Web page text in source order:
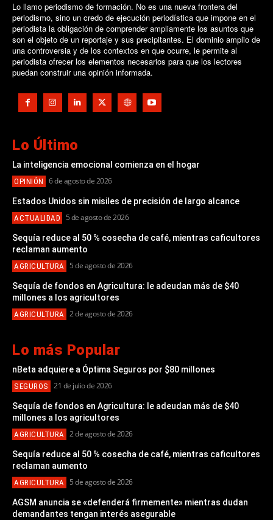
Lo llamo periodismo de formación. No es una nueva frontera del
periodismo, sino un credo de ejecución periodística que impone en el
periodista la obligación de comprender ampliamente los asuntos que
son el objeto de un reportaje y sus precipitantes. El dominio amplio de
una controversia y de los contextos en que ocurre, le permite al
periodista ofrecer los elementos necesarios para que los lectores
puedan construir una opinión informada.
Lo Último
La inteligencia emocional comienza en el hogar
OPINIÓN 6 de agosto de 2026
Estados Unidos sin misiles de precisión de largo alcance
ACTUALIDAD 5 de agosto de 2026
Sequía reduce al 50 % cosecha de café, mientras caficultores
reclaman aumento
AGRICULTURA 5 de agosto de 2026
Sequía de fondos en Agricultura: le adeudan más de $40
millones a los agricultores
AGRICULTURA 2 de agosto de 2026
Lo más Popular
nBeta adquiere a Óptima Seguros por $80 millones
SEGUROS 21 de julio de 2026
Sequía de fondos en Agricultura: le adeudan más de $40
millones a los agricultores
AGRICULTURA 2 de agosto de 2026
Sequía reduce al 50 % cosecha de café, mientras caficultores
reclaman aumento
AGRICULTURA 5 de agosto de 2026
AGSM anuncia se «defenderá firmemente» mientras dudan
demandantes tengan interés asegurable